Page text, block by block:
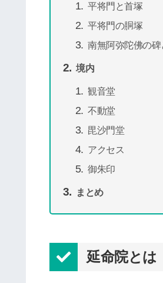
平将門と首塚
平将門の胴塚
南無阿弥陀佛の
境内
観音堂
不動堂
毘沙門堂
アクセス
御朱印
まとめ
延命院とは